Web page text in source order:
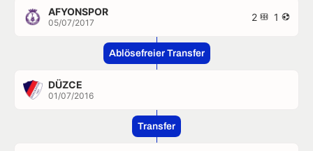
AFYONSPOR
05/07/2017 2 1
Ablösefreier Transfer
DÜZCE
01/07/2016
Transfer